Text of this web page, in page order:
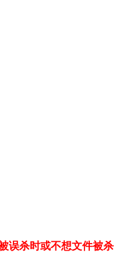
误杀时或不想文件被杀